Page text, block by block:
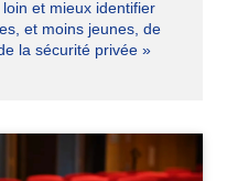
et mieux identifier
et moins jeunes, de
la sécurité privée »